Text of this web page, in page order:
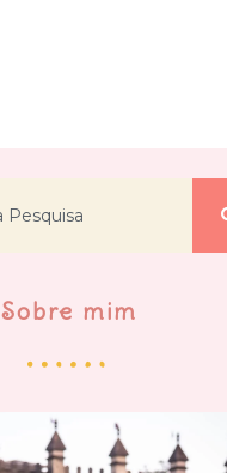
Sobre mim